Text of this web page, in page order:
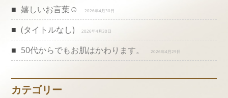
ー
シ
ン
嬉しいお言葉☺️ 2026年4月30日
(タイトルなし) 2026年4月30日
50代からでもお肌はかわります。 2026年4月29日
カテゴリー